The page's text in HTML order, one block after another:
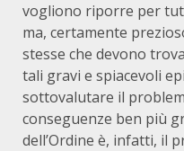
vogliono riporre per
ma, certamente
stesse che devono
tali gravi e spiacevoli
sottovalutare il
conseguenze ben più
dell’Ordine è, infatti, il